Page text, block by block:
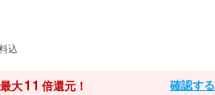
込
大11 倍還元！ 確認する